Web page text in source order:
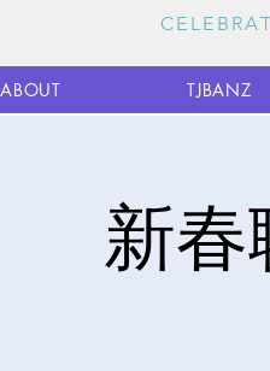
ABOUT TJBANZ
新春